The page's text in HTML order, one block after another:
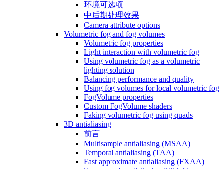
环境可选项
中后期处理效果
Camera attribute options
Volumetric fog and fog volumes
Volumetric fog properties
Light interaction with volumetric fog
Using volumetric fog as a volumetric
lighting solution
Balancing performance and quality
Using fog volumes for local volumetric fog
FogVolume properties
Custom FogVolume shaders
Faking volumetric fog using quads
3D antialiasing
前言
Multisample antialiasing (MSAA)
Temporal antialiasing (TAA)
Fast approximate antialiasing (FXAA)